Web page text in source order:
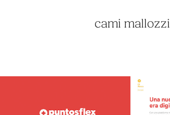
cami mallozzi